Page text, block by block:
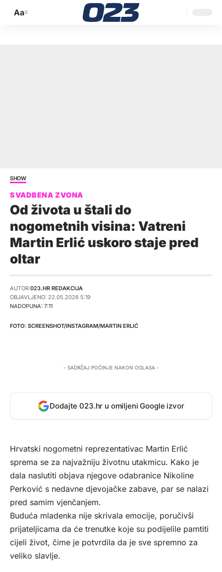
Promijeni
Aa
SHOW
Od života u štali do
nogometnih visina: Vatreni
Martin Erlić uskoro staje pred
oltar
NADOPUNA: 7:11
AUTOR:023.HR REDAKCIJA
OBJAVLJENO: 22.05.2026 5:19
SCREENSHOT/INSTAGRAM/MARTIN ERLIĆ
- SADRŽAJ POČINJE NAKON OGLASA -
Dodajte 023.hr u omiljeni Google izvor
Hrvatski nogometni reprezentativac Martin Erlić
sprema se za najvažniju životnu utakmicu. Kako je
dala naslutiti objava njegove odabranice Nikoline
Perković s nedavne djevojačke zabave, par se nalazi
pred samim vjenčanjem.
Buduća mladenka nije skrivala emocije, poručivši
prijateljicama da će trenutke koje su podijelile pamtiti
cijeli život, čime je potvrdila da je sve spremno za
veliko slavlje.